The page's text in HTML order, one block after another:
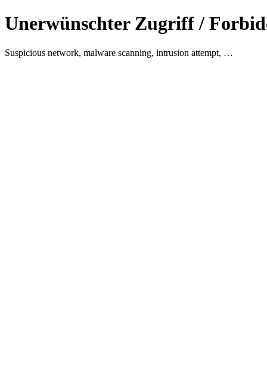
Unerwünschter Zugriff /
Suspicious network, malware scanning, intrusion attempt, …